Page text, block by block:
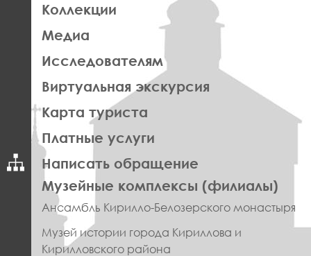
Коллекции
Медиа
Исследователям
Виртуальная экскурсия
Карта туриста
Платные услуги
Написать обращение
ПРАВОЕ
МЕНЮ
ФУТЕР
Музейные комплексы (филиалы)
Ансамбль Кирилло-Белозерского монастыря
Музей истории города Кириллова и
Кирилловского района